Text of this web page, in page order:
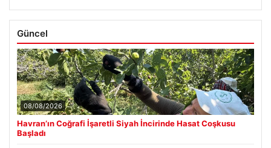
Güncel
08/08/2026
Havran’ın Coğrafi İşaretli Siyah İncirinde Hasat Coşkusu
Başladı